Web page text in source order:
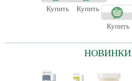
Купить Купить
Купить